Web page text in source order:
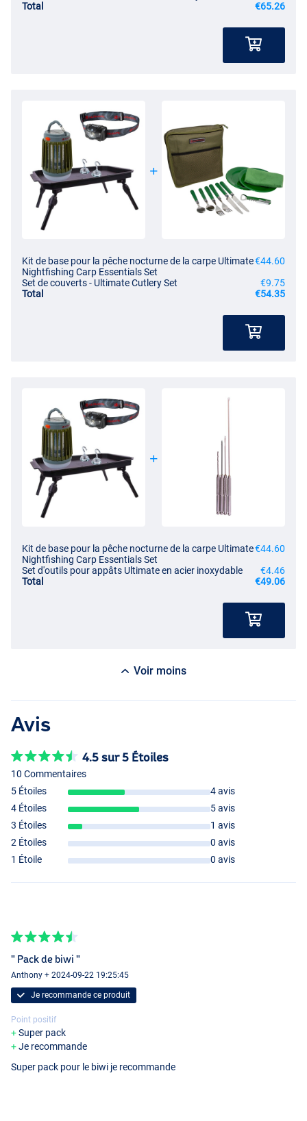
- Équipée d’un anneau de transport avec clip
Crochets magnétiques Ultimate pour bivvy
- Contenu : 2 pièces
- Système magnétique
- Fixation facile
- Parfait pour la pêche de nuit
- Facile à démonter
- Idéal pour organiser votre bivvy
Total
€65.26
Kit de base pour la pêche nocturne de la carpe Ultimate
Nightfishing Carp Essentials Set
€44.60
Set de couverts - Ultimate Cutlery Set
€9.75
Total
€54.35
Kit de base pour la pêche nocturne de la carpe Ultimate
Nightfishing Carp Essentials Set
€44.60
Set d'outils pour appâts Ultimate en acier inoxydable
€4.46
Total
€49.06
Voir moins
Avis
4.5 sur 5 Étoiles
10 Commentaires
5 Étoiles
4 avis
4 Étoiles
5 avis
3 Étoiles
1 avis
2 Étoiles
0 avis
1 Étoile
0 avis
" Pack de biwi "
Anthony + 2024-09-22 19:25:45
Je recommande ce produit
Point positif
Super pack
Je recommande
Super pack pour le biwi je recommande